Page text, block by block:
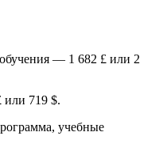
— 1 682 £ или 2
или 719 $.
учебные